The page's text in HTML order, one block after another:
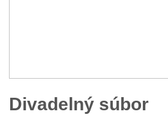
Divadelný súbor